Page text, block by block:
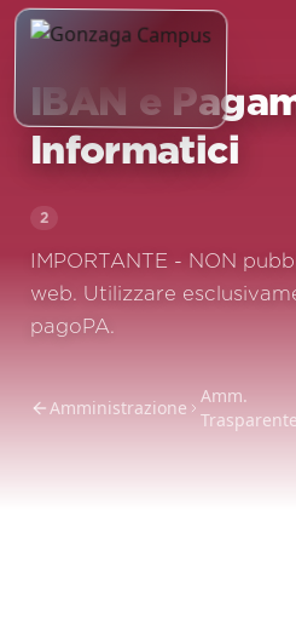
IBAN e
Informatici
2
IMPORTANTE - NON
web. Utilizzare
pagoPA.
Amministrazione
Amm.
Trasparente